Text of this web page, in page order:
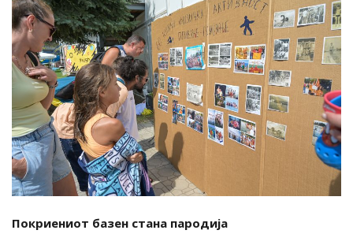
Покриениот базен стана пародија